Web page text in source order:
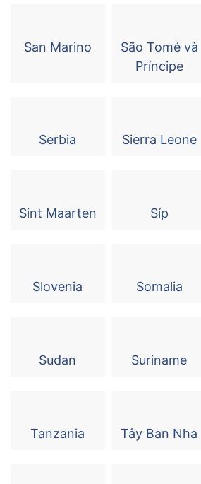
San Marino
São Tomé và
Príncipe
Serbia Sierra Leone
Sint Maarten Síp
Slovenia Somalia
Sudan Suriname
Tanzania Tây Ban Nha